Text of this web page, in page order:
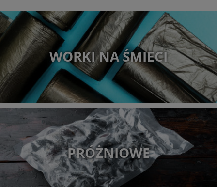
WORKI NA ŚMIECI
PRÓŻNIOWE